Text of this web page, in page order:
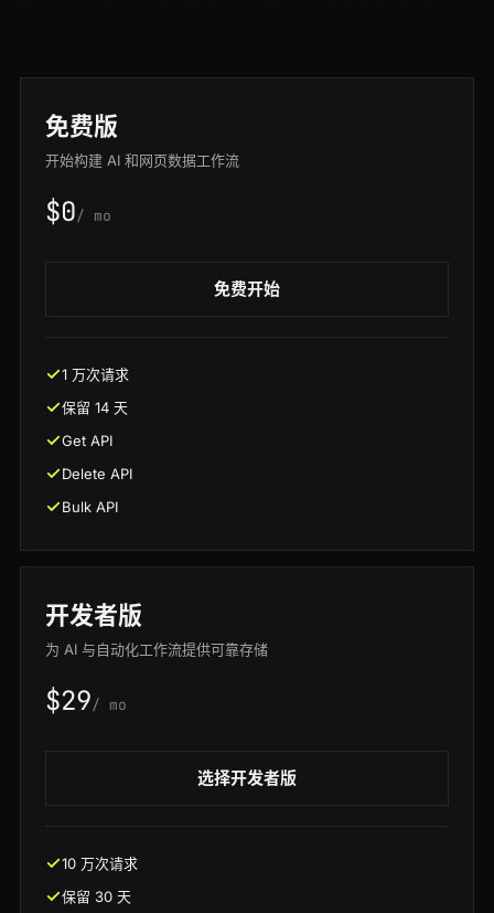
免费版
开始构建 AI 和网页数据工作流
$0/ mo
免费开始
1 万次请求
保留 14 天
Get API
Delete API
Bulk API
开发者版
为 AI 与自动化工作流提供可靠存储
$29/ mo
选择开发者版
10 万次请求
保留 30 天